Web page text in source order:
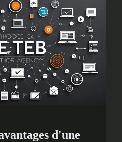
d'une